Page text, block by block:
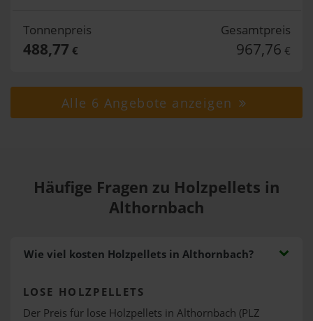
Tonnenpreis
488,77 €
Gesamtpreis
967,76 €
Alle 6 Angebote anzeigen
Häufige Fragen zu Holzpellets in
Althornbach
Wie viel kosten Holzpellets in Althornbach?
LOSE HOLZPELLETS
Der Preis für lose Holzpellets in Althornbach (PLZ